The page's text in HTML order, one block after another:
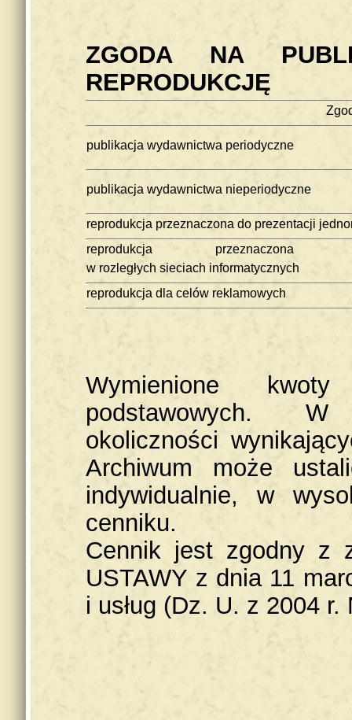
ZGODA NA
REPRODUKCJĘ
publikacja wydawnictwa periodyczne
publikacja wydawnictwa nieperiodyczne
reprodukcja przeznaczona do prezentacji
reprodukcja
w rozległych sieciach informatycznych
reprodukcja dla celów reklamowych
Wymienione
podstawowych.
okoliczności
Archiwum może
indywidualnie, w
cenniku.
Cennik jest zgodny z
USTAWY z dnia 11
i usług (Dz. U. z 2004